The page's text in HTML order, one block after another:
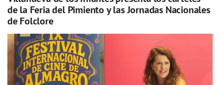
de la Feria del Pimiento y las Jornadas Nacionales
de Folclore